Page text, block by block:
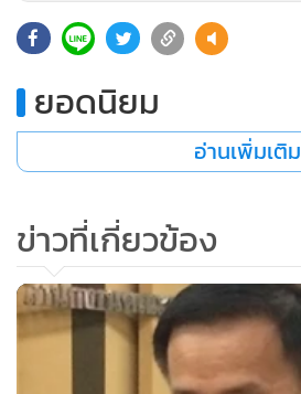
ยอดนิยม
อ่านเพิ่มเติม
ข่าวที่เกี่ยวข้อง